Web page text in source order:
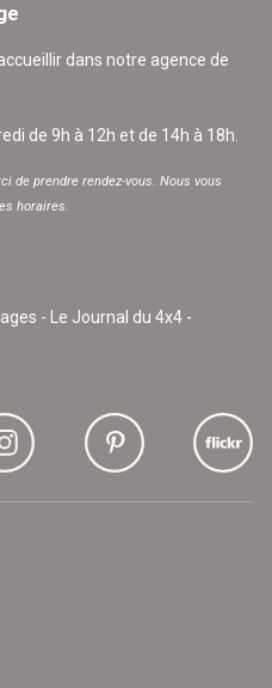
dans notre agence de
de 9h à 12h et de 14h à 18h.
de prendre rendez-vous. Nous vous
horaires.
- Le Journal du 4x4 -